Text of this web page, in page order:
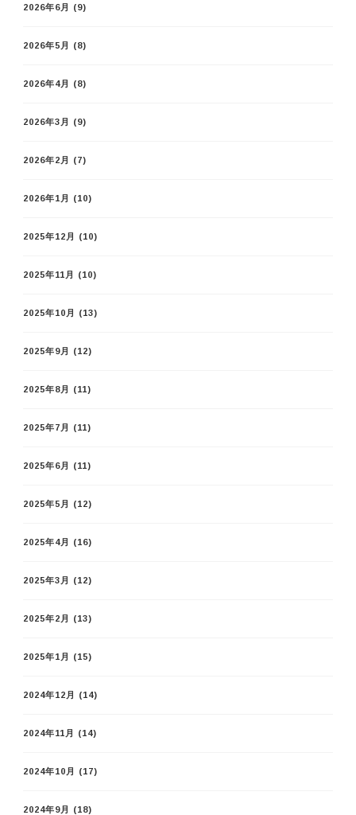
2026年6月 (9)
2026年5月 (8)
2026年4月 (8)
2026年3月 (9)
2026年2月 (7)
2026年1月 (10)
2025年12月 (10)
2025年11月 (10)
2025年10月 (13)
2025年9月 (12)
2025年8月 (11)
2025年7月 (11)
2025年6月 (11)
2025年5月 (12)
2025年4月 (16)
2025年3月 (12)
2025年2月 (13)
2025年1月 (15)
2024年12月 (14)
2024年11月 (14)
2024年10月 (17)
2024年9月 (18)